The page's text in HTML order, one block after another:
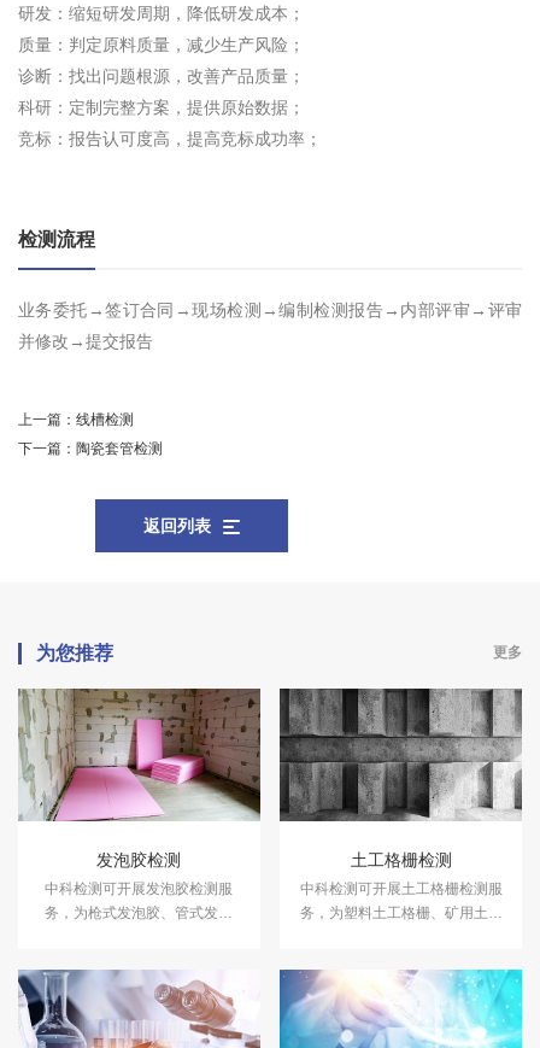
研发：缩短研发周期，降低研发成本；
质量：判定原料质量，减少生产风险；
诊断：找出问题根源，改善产品质量；
科研：定制完整方案，提供原始数据；
竞标：报告认可度高，提高竞标成功率；
检测流程
业务委托→签订合同→现场检测→编制检测报告→内部评审→评审
并修改→提交报告
上一篇： 线槽检测
下一篇： 陶瓷套管检测
返回列表
为您推荐 更多
发泡胶检测
中科检测可开展发泡胶检测服
务，为枪式发泡胶、管式发泡
数、硬度、抗剪强度等指标检测
服务。
土工格栅检测
中科检测可开展土工格栅检测服
务，为塑料土工格栅、矿用土工
性能测试等指标检测服务。